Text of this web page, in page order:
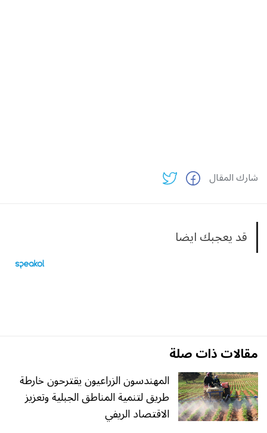
شارك المقال
قد يعجبك ايضا
مقالات ذات صلة
المهندسون الزراعيون يقترحون خارطة
طريق لتنمية المناطق الجبلية وتعزيز
الاقتصاد الريفي